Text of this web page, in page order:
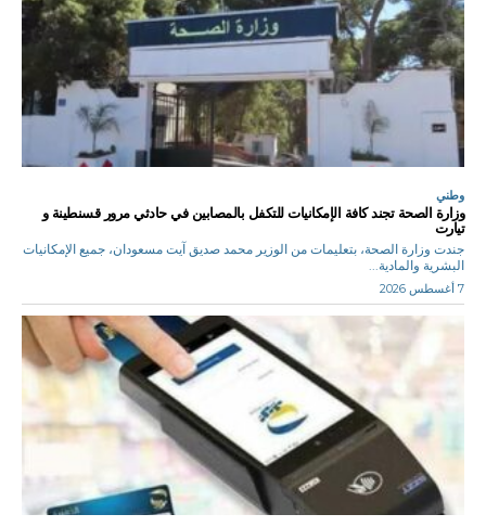
وطني
وزارة الصحة تجند كافة الإمكانيات للتكفل بالمصابين في حادثي مرور قسنطينة و
تيارت
جندت وزارة الصحة، بتعليمات من الوزير محمد صديق آيت مسعودان، جميع الإمكانيات
البشرية والمادية...
7 أغسطس 2026